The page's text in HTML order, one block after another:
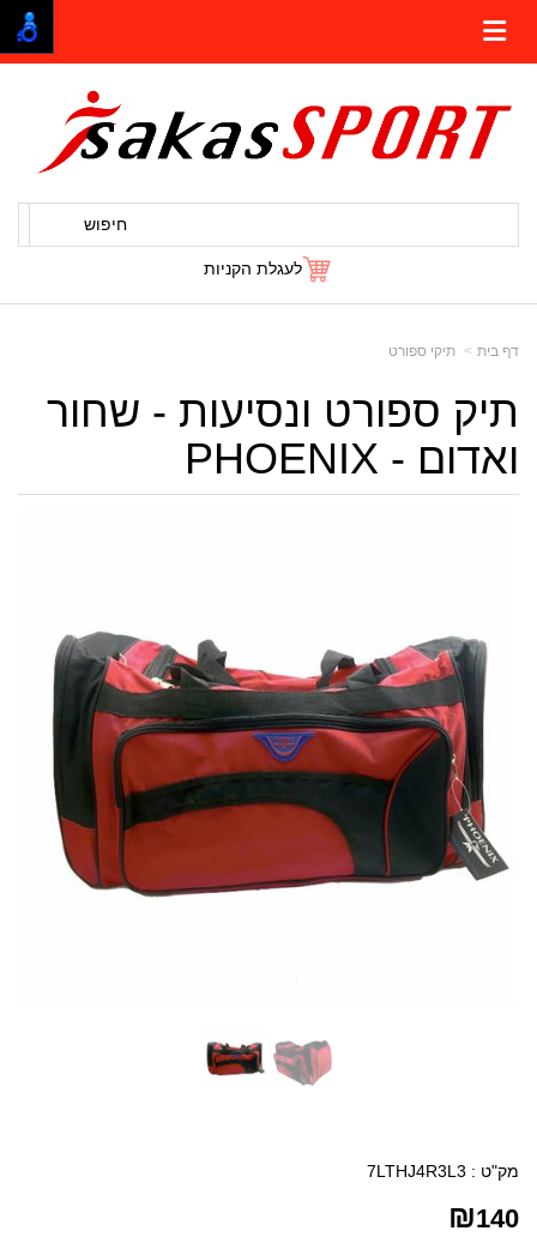
חיפוש
לעגלת הקניות
דף בית תיקי ספורט
תיק ספורט ונסיעות - שחור
ואדום - PHOENIX
מק"ט : 7LTHJ4R3L3
₪140